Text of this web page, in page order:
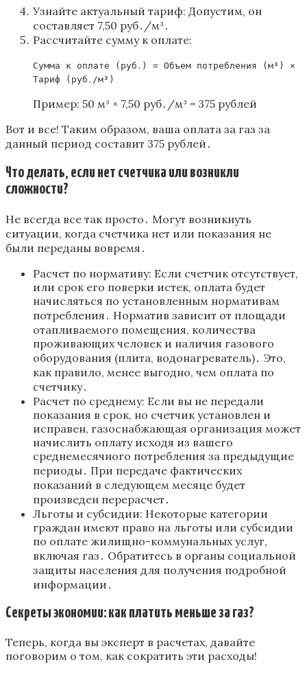
Узнайте актуальный тариф: Допустим‚ он
составляет 7‚50 руб․/м³․
Рассчитайте сумму к оплате:
Сумма к оплате (руб․) = Объем потребления (м³) ×
Тариф (руб․/м³)
Пример: 50 м³ × 7‚50 руб․/м³ = 375 рублей
Вот и все! Таким образом‚ ваша оплата за газ за
данный период составит 375 рублей․
Что делать‚ если нет счетчика или возникли
сложности?
Не всегда все так просто․ Могут возникнуть
ситуации‚ когда счетчика нет или показания не
были переданы вовремя․
Расчет по нормативу: Если счетчик отсутствует‚
или срок его поверки истек‚ оплата будет
начисляться по установленным нормативам
потребления․ Норматив зависит от площади
отапливаемого помещения‚ количества
проживающих человек и наличия газового
оборудования (плита‚ водонагреватель)․ Это‚
как правило‚ менее выгодно‚ чем оплата по
счетчику․
Расчет по среднему: Если вы не передали
показания в срок‚ но счетчик установлен и
исправен‚ газоснабжающая организация может
начислить оплату исходя из вашего
среднемесячного потребления за предыдущие
периоды․ При передаче фактических
показаний в следующем месяце будет
произведен перерасчет․
Льготы и субсидии: Некоторые категории
граждан имеют право на льготы или субсидии
по оплате жилищно-коммунальных услуг‚
включая газ․ Обратитесь в органы социальной
защиты населения для получения подробной
информации․
Секреты экономии: как платить меньше за газ?
Теперь‚ когда вы эксперт в расчетах‚ давайте
поговорим о том‚ как сократить эти расходы!